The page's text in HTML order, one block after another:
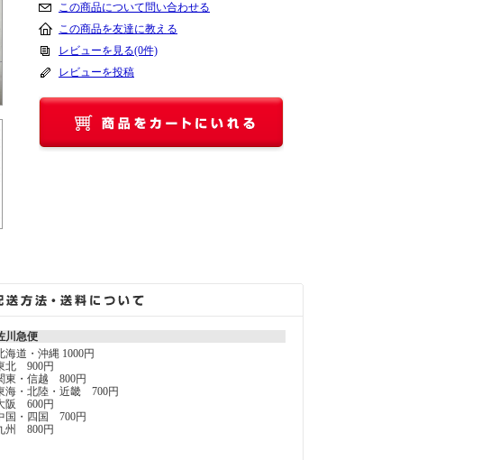
この商品について問い合わせる
この商品を友達に教える
レビューを見る(0件)
レビューを投稿
川急便
海道・沖縄 1000円
北 900円
東・信越 800円
海・北陸・近畿 700円
阪 600円
国・四国 700円
州 800円